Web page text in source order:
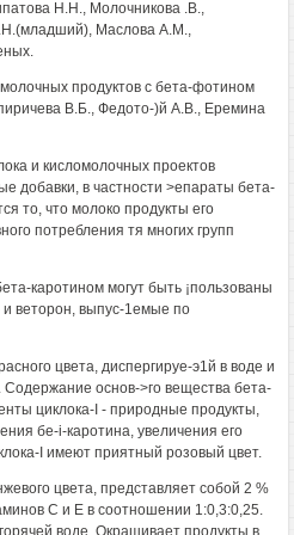
H.H., Молочникова .В.,
Маслова А.М.,
продуктов с бета-фотином
В.Б., Федото-)й A.B., Еремина
и кисломолочных проектов
добавки, в частности >епараты бета-
то, что молоко продукты его
потребления тя многих групп
каротином могут быть ¡пользованы
веторон, выпус-1емые по
цвета, диспергируе-э1й в воде и
основ->го вещества бета-
циклока-I - природные продукты,
бе-i-каротина, увеличения его
I имеют приятный розовый цвет.
цвета, представляет собой 2 %
С и Е в соотношении 1:0,3:0,25.
воде. Окрашивает продукты в